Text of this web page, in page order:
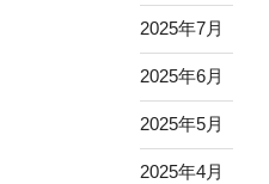
2025年7月
2025年6月
2025年5月
2025年4月